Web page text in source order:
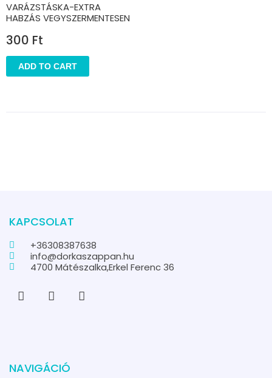
VARÁZSTÁSKA-EXTRA
HABZÁS VEGYSZERMENTESEN
300 Ft
ADD TO CART
KAPCSOLAT
+36308387638
info@dorkaszappan.hu
4700 Mátészalka,Erkel Ferenc 36
NAVIGÁCIÓ